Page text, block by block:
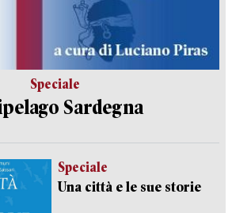
Speciale
Sardegna
Speciale
Una città e le sue storie